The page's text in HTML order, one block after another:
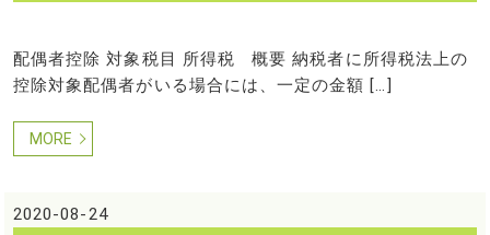
配偶者控除 対象税目 所得税 概要 納税者に所得税法上の
控除対象配偶者がいる場合には、一定の金額 […]
MORE
2020-08-24